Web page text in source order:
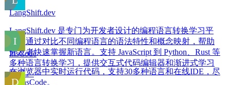
LangShift.dev
LangShift.dev 是专门为开发者设计的编程语言转换学习平
台。通过对比不同编程语言的语法特性和概念映射，帮助
开发者快速掌握新语言。支持 JavaScript 到 Python、Rust 等
多种语言转换学习，提供交互式代码编辑器和渐进式学习
路径。
InsCode
在浏览器中实时运行代码，支持30多种语言和在线IDE，尽
在 InsCode。